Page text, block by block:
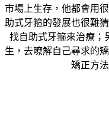
市場上生存，他都會用
助式牙箍的發展也很難
找自助式牙箍來治療；
生，去暸解自己尋求的
矯正方